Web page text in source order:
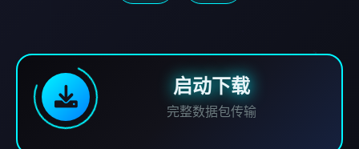
启动下载
完整数据包传输